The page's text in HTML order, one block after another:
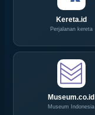
Kereta.id
Perjalanan kereta
Museum.co.id
Museum Indonesia